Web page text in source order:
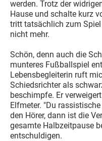
werden. Trotz der
Hause und schalte kurz
tritt tatsächlich zum
nicht mehr.
Schön, denn auch die
munteres Fußballspiel
Lebensbegleiterin ruft
Schiedsrichter als
beschimpfe. Er
Elfmeter. "Du
den Hörer, dann ist die
gesamte Halbzeitpause
entschuldigen.